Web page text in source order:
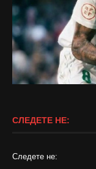
СЛЕДЕТЕ НЕ:
Следете не: